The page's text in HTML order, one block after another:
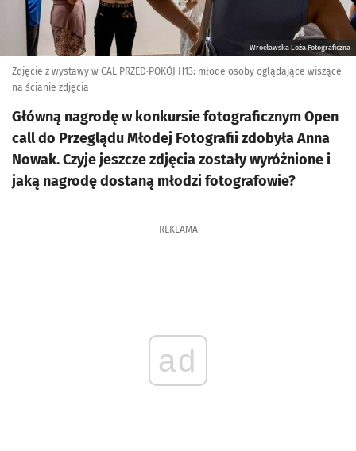
Wrocławska Loża Fotograficzna
Zdjęcie z wystawy w CAL PRZED·POKÓJ H13: młode osoby oglądające wiszące
na ścianie zdjęcia
Główną nagrodę w konkursie fotograficznym Open
call do Przeglądu Młodej Fotografii zdobyła Anna
Nowak. Czyje jeszcze zdjęcia zostały wyróżnione i
jaką nagrodę dostaną młodzi fotografowie?
REKLAMA
ad